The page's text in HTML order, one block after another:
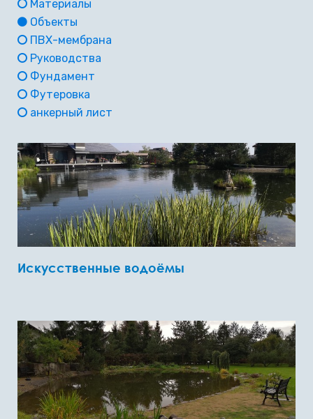
Материалы
Объекты
ПВХ-мембрана
Руководства
Фундамент
Футеровка
анкерный лист
Искусственные водоёмы